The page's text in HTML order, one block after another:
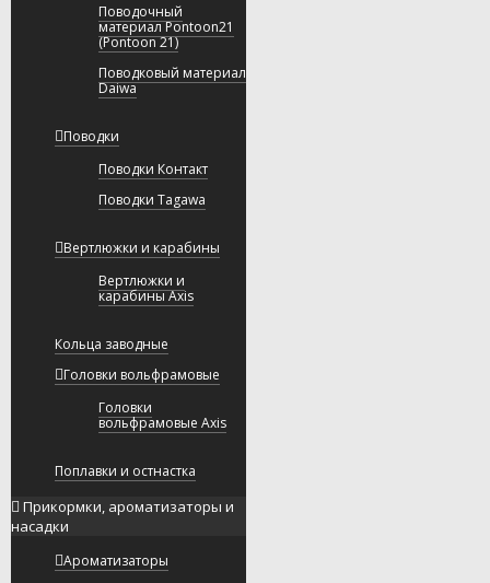
Поводочный
материал Pontoon21
(Pontoon 21)
Поводковый материал
Daiwa
Поводки
Поводки Контакт
Поводки Tagawa
Вертлюжки и карабины
Вертлюжки и
карабины Axis
Кольца заводные
Головки вольфрамовые
Головки
вольфрамовые Axis
Поплавки и остнастка
Прикормки, ароматизаторы и
насадки
Ароматизаторы